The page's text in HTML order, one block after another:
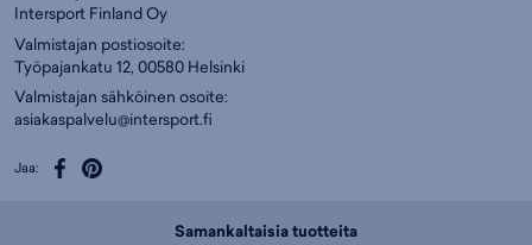
Intersport Finland Oy
Valmistajan postiosoite:
Työpajankatu 12, 00580 Helsinki
Valmistajan sähköinen osoite:
asiakaspalvelu@intersport.fi
Jaa:
Samankaltaisia tuotteita